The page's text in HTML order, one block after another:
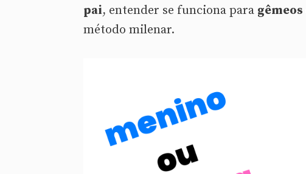
pai, entender se funciona para gêmeos
método milenar.